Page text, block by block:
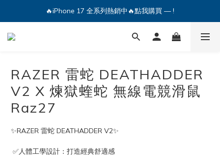
🔥iPhone 17 全系列熱銷中🔥點我購買 — !
💕加入Q哥 Line 新好友領優惠券！🎫
🔥iPhone 17 全系列熱銷中🔥點我購買 — !
RAZER 雷蛇 DEATHADDER
V2 X 煉獄蝰蛇 無線電競滑鼠
Raz27
✨RAZER 雷蛇 DEATHADDER V2✨
✅人體工學設計：打造經典舒適感